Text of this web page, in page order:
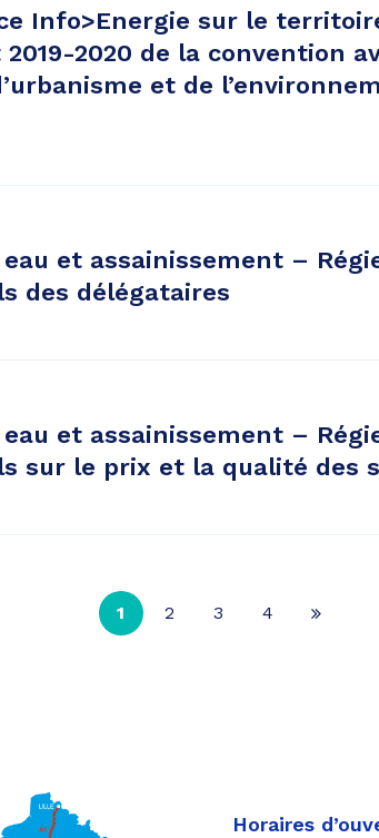
Info>Energie sur le
2020 de la convention
et de
et assainissement –
des délégataires
et assainissement –
sur le prix et la qualité des
1 2 3 4
Page
Horaires